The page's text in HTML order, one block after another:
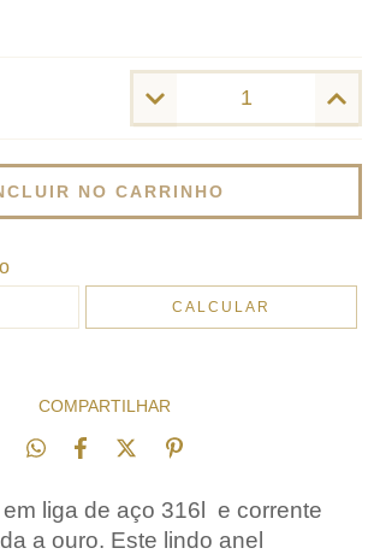
CALCULAR
COMPARTILHAR
em liga de aço 316l e corrente
a ouro. Este lindo anel